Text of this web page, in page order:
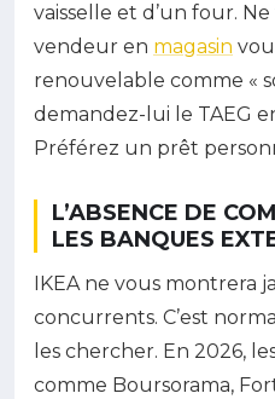
vaisselle et d’un four. Ne
vendeur en magasin
renouvelable comme «
demandez-lui le TAEG
Préférez un prêt
L’ABSENCE DE
LES BANQUES
IKEA ne vous montrera
concurrents. C’est
les chercher. En 2026,
comme Boursorama,